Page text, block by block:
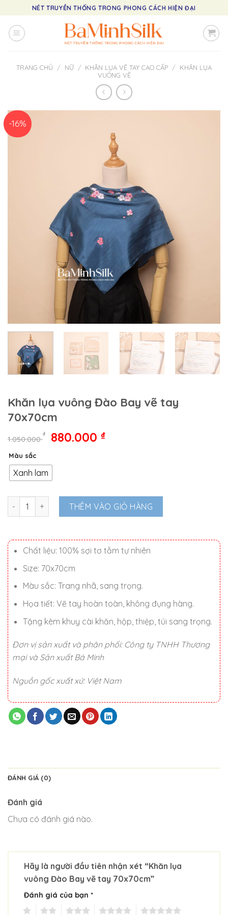
to
content
NÉT TRUYỀN THỐNG TRONG PHONG CÁCH HIỆN ĐẠI
TRANG CHỦ / NỮ / KHĂN LỤA VẼ TAY CAO CẤP /
KHĂN LỤA
VUÔNG VẼ
-16%
Khăn lụa vuông Đào Bay vẽ tay
70x70cm
1.050.000
₫
Giá
là:
880.000₫Giá
Màu sắc
Xanh lam
Khăn lụa vuông Đào Bay vẽ tay 70x70cm số lượng
THÊM VÀO GIỎ HÀNG
Chất liệu: 100% sợi tơ tằm tự nhiên
Size: 70x70cm
Màu sắc: Trang nhã, sang trọng.
Họa tiết: Vẽ tay hoàn toàn, không đụng hàng.
Tặng kèm khuy cài khăn, hộp, thiệp, túi sang trọng.
Đơn vị sản xuất và phân phối: Công ty TNHH Thương
mại và Sản xuất Bá Minh
Nguồn gốc xuất xứ: Việt Nam
ĐÁNH GIÁ (0)
Đánh giá
Chưa có đánh giá nào.
Hãy là người đầu tiên nhận xét “Khăn lụa
vuông Đào Bay vẽ tay 70x70cm”
Đánh giá của bạn *